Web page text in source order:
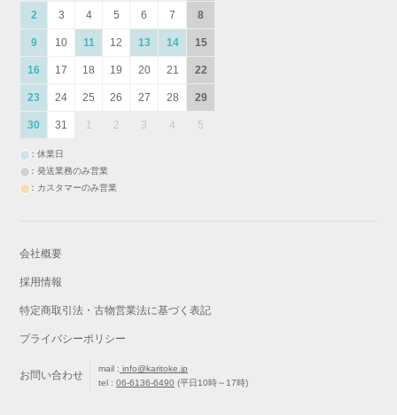
2 3 4 5 6 7 8
9 10 11 12 13 14 15
16 17 18 19 20 21 22
23 24 25 26 27 28 29
30 31 1 2 3 4 5
：休業日
：発送業務のみ営業
：カスタマーのみ営業
会社概要
採用情報
特定商取引法・古物営業法に基づく表記
プライバシーポリシー
お問い合わせ
mail : info@karitoke.jp
tel :06-6136-6490 (平日10時～17時)